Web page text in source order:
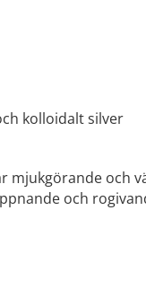
kolloidalt silver
mjukgörande och
och